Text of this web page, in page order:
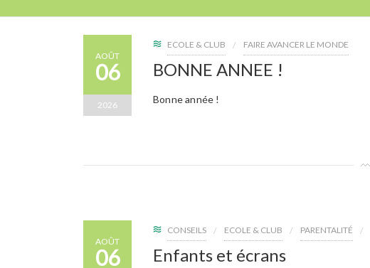
AOÛT
06
2026
ECOLE & CLUB FAIRE AVANCER LE MONDE
BONNE ANNEE !
Bonne année !
AOÛT
06
CONSEILS ECOLE & CLUB PARENTALITÉ
Enfants et écrans